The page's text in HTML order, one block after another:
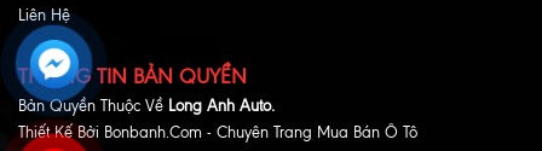
Liên Hệ
THÔNG TIN BẢN QUYỀN
Bản Quyền Thuộc Về Long Anh Auto.
Thiết Kế Bởi Bonbanh.com - Chuyên Trang Mua Bán Ô Tô